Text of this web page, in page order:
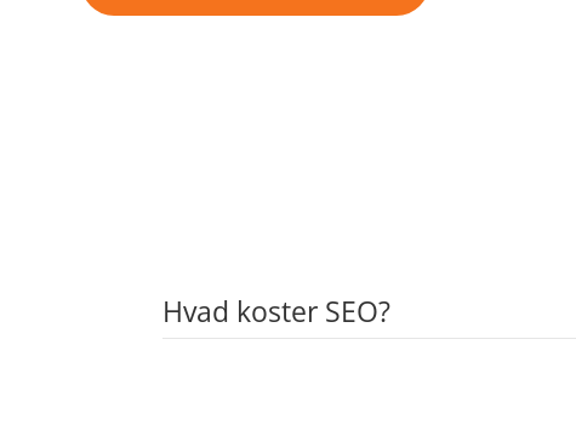
Hvad koster SEO?